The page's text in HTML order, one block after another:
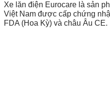
Xe lăn điện Eurocare là sản
Việt Nam được cấp chứng
FDA (Hoa Kỳ) và châu Âu CE.